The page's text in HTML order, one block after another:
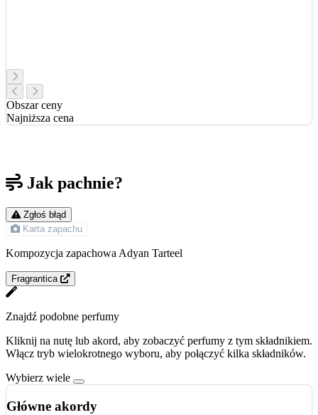
Obszar ceny
Najniższa cena
Jak pachnie?
Zgłoś błąd
Karta zapachu
Kompozycja zapachowa Adyan Tarteel
Fragrantica
Znajdź podobne perfumy
Kliknij na nutę lub akord, aby zobaczyć perfumy z tym składnikiem.
Włącz tryb wielokrotnego wyboru, aby połączyć kilka składników.
Wybierz wiele
Główne akordy